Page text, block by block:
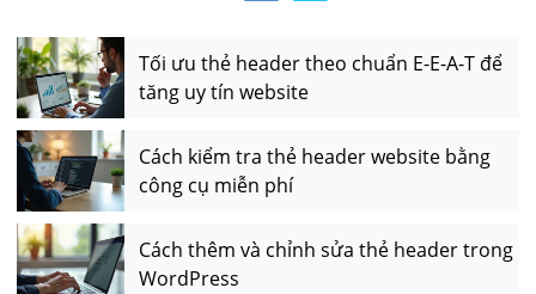
Tối ưu thẻ header theo chuẩn E-E-A-T để
tăng uy tín website
Cách kiểm tra thẻ header website bằng
công cụ miễn phí
Cách thêm và chỉnh sửa thẻ header trong
WordPress